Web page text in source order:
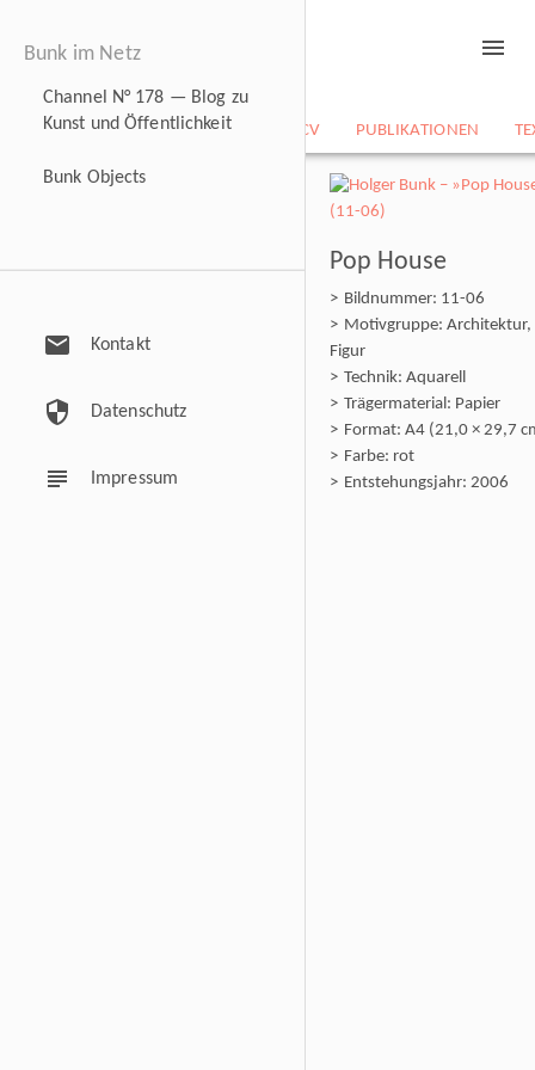
NEWS BILDARCHIV CV PUBLIKATIONEN
menu
Bunk im Netz
Channel N° 178 — Blog zu
Kunst und Öffentlichkeit
Bunk Objects
mail Kontakt
security Datenschutz
subject Impressum
Pop House
Bildnummer: 11-06
Motivgruppe: Architektur,
Figur
Technik: Aquarell
Trägermaterial: Papier
Format: A4 (21,0 × 29,7
Farbe: rot
Entstehungsjahr: 2006